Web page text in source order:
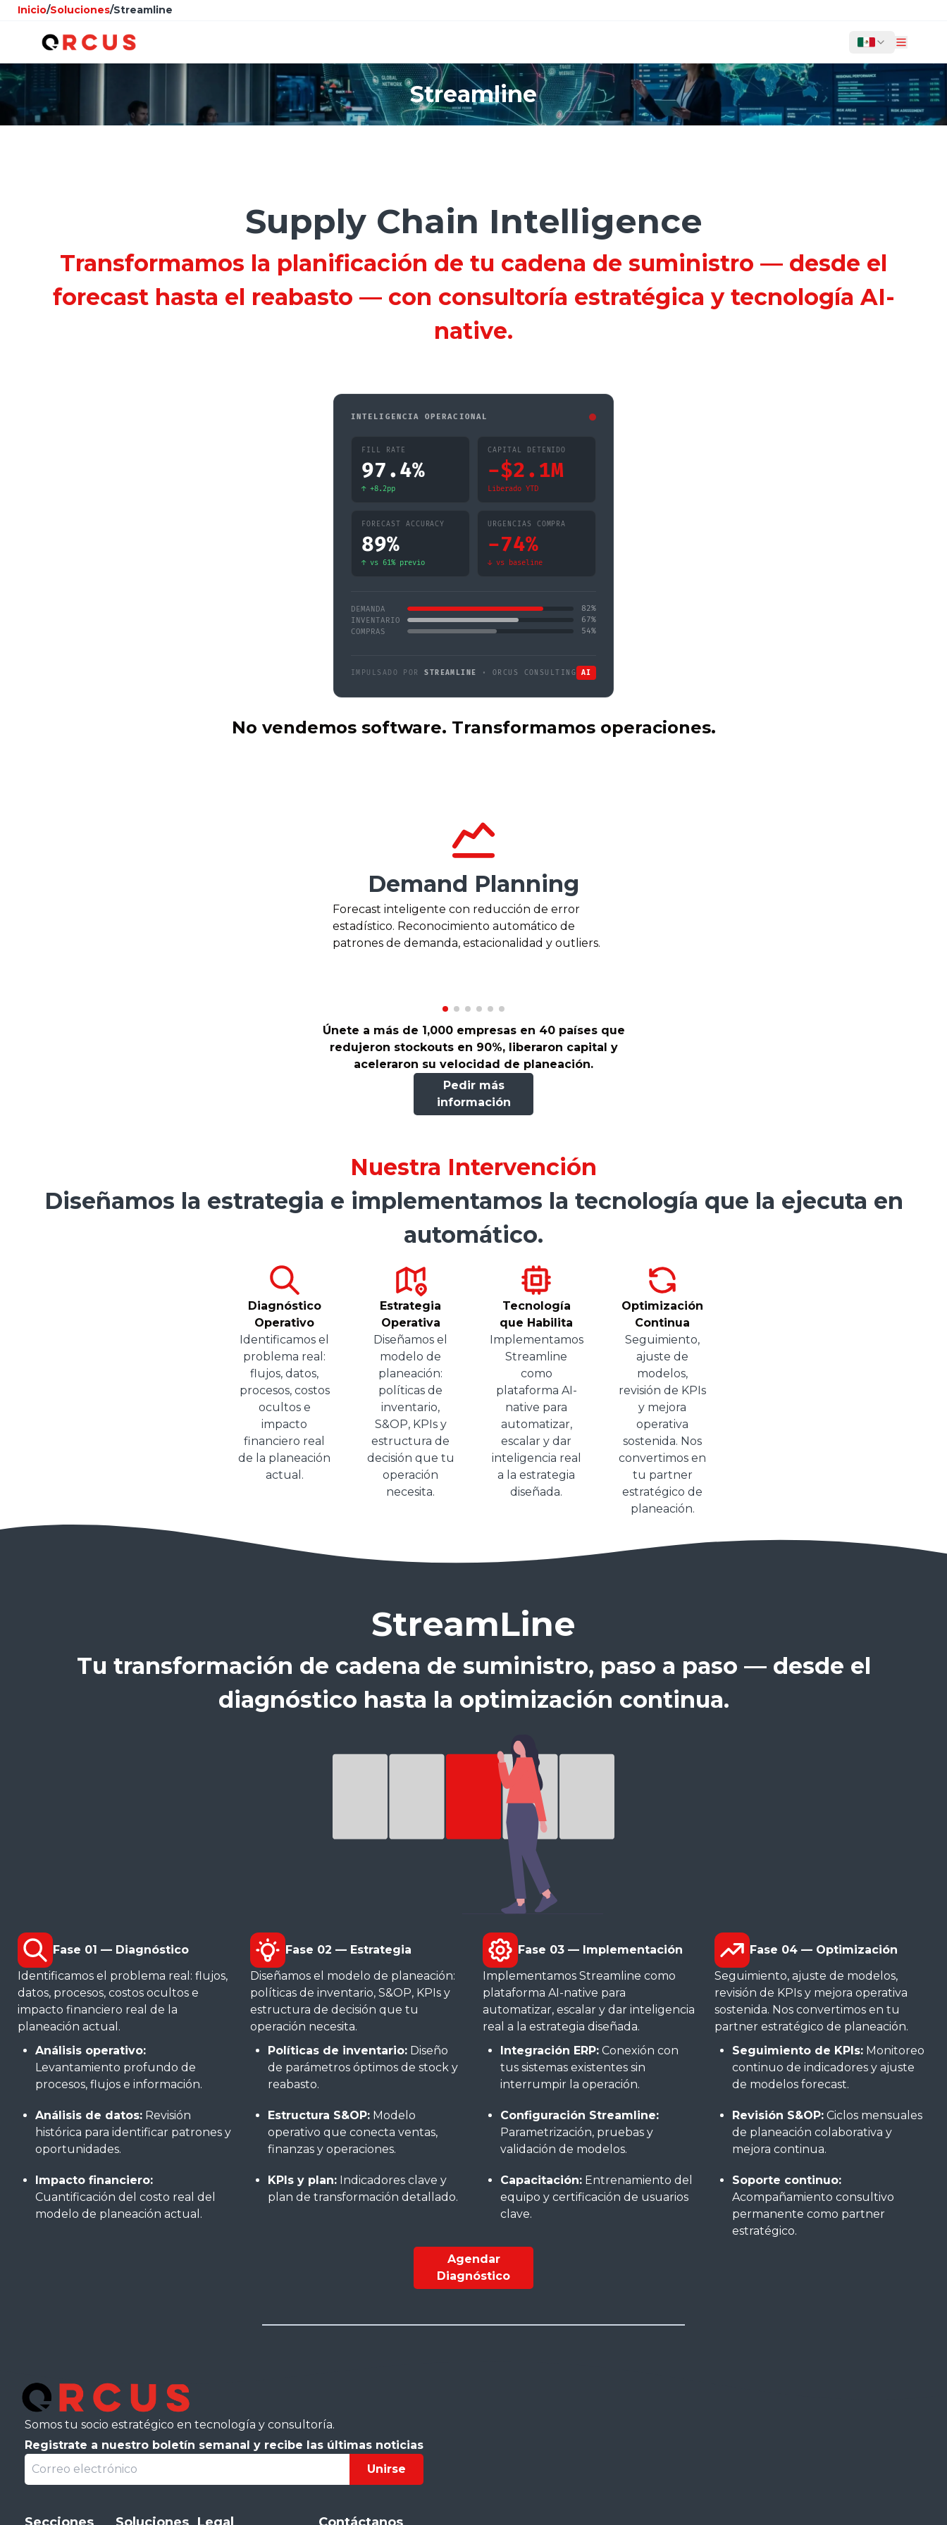
Inicio/Soluciones/Streamline
Streamline
Supply Chain Intelligence
Transformamos la planificación de tu cadena de suministro — desde el
forecast hasta el reabasto — con consultoría estratégica y tecnología AI-
native.
INTELIGENCIA OPERACIONAL
FILL RATE
97.4%
↑ +8.2pp
CAPITAL DETENIDO
-$2.1M
Liberado YTD
FORECAST ACCURACY
89%
↑ vs 61% previo
URGENCIAS COMPRA
-74%
↓ vs baseline
DEMANDA 82%
INVENTARIO
67%
COMPRAS
54%
IMPULSADO POR STREAMLINE • ORCUS CONSULTING AI
No vendemos software. Transformamos operaciones.
Inventory Optimization
Niveles óptimos de stock, safety stock dinámico y
reducción de exceso. Capital liberado sin
comprometer disponibilidad.
Únete a más de 1,000 empresas en 40 países que
redujeron stockouts en 90%, liberaron capital y
aceleraron su velocidad de planeación.
Pedir más
información
Nuestra Intervención
Diseñamos la estrategia e implementamos la tecnología que la ejecuta en
automático.
Diagnóstico
Operativo
Identificamos el
problema real:
flujos, datos,
procesos, costos
ocultos e
impacto
financiero real
de la planeación
actual.
Estrategia
Operativa
Diseñamos el
modelo de
planeación:
políticas de
inventario,
S&OP, KPIs y
estructura de
decisión que tu
operación
necesita.
Tecnología
que Habilita
Implementamos
Streamline
como
plataforma AI-
native para
automatizar,
escalar y dar
inteligencia real
a la estrategia
diseñada.
Optimización
Continua
Seguimiento,
ajuste de
modelos,
revisión de KPIs
y mejora
operativa
sostenida. Nos
convertimos en
tu partner
estratégico de
planeación.
StreamLine
Tu transformación de cadena de suministro, paso a paso — desde el
diagnóstico hasta la optimización continua.
Fase 01 — Diagnóstico
Identificamos el problema real: flujos,
datos, procesos, costos ocultos e
impacto financiero real de la
planeación actual.
Análisis operativo:
Levantamiento profundo de
procesos, flujos e información.
Análisis de datos: Revisión
histórica para identificar patrones y
oportunidades.
Impacto financiero:
Cuantificación del costo real del
modelo de planeación actual.
Fase 02 — Estrategia
Diseñamos el modelo de planeación:
políticas de inventario, S&OP, KPIs y
estructura de decisión que tu
operación necesita.
Políticas de inventario:Diseño
de parámetros óptimos de stock y
reabasto.
Estructura S&OP:Modelo
operativo que conecta ventas,
finanzas y operaciones.
KPIs y plan:Indicadores clave y
plan de transformación detallado.
Fase 03 — Implementación
Implementamos Streamline como
plataforma AI-native para
automatizar, escalar y dar inteligencia
real a la estrategia diseñada.
Integración ERP:Conexión con
tus sistemas existentes sin
interrumpir la operación.
Configuración Streamline:
Parametrización, pruebas y
validación de modelos.
Capacitación:Entrenamiento del
equipo y certificación de usuarios
clave.
Fase 04 — Optimización
Seguimiento, ajuste de modelos,
revisión de KPIs y mejora operativa
sostenida. Nos convertimos en tu
partner estratégico de planeación.
Seguimiento de KPIs: Monitoreo
continuo de indicadores y ajuste
de modelos forecast.
Revisión S&OP: Ciclos mensuales
de planeación colaborativa y
mejora continua.
Soporte continuo:
Acompañamiento consultivo
permanente como partner
estratégico.
Agendar
Diagnóstico
Somos tu socio estratégico en tecnología y consultoría.
Registrate a nuestro boletín semanal y recibe las últimas noticias
Unirse